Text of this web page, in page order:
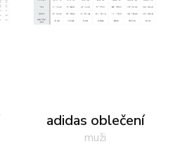
adidas oblečení
muži